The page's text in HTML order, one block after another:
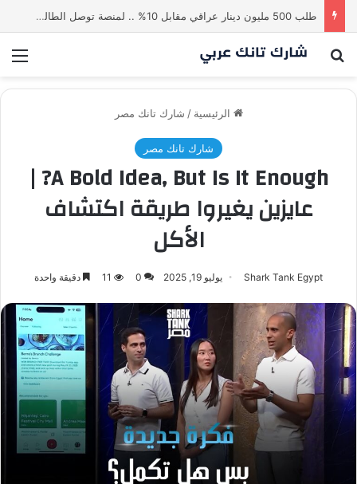
طلب 500 مليون دينار عراقي مقابل 10% .. لمنصة توصل الطالب بالاستاذ | شارك تانك العراق
بحث عن
الرئيسية / شارك تانك مصر
شارك تانك مصر
A Bold Idea, But Is It Enough? |
عايزين يغيروا طريقة اكتشاف
الأكل
Shark Tank Egypt يوليو 19, 2025 0
11 دقيقة واحدة